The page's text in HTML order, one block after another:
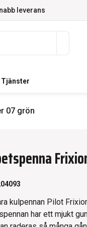
leverans
Tjänster
07 grön
kulpennan Pilot
har ett mjukt